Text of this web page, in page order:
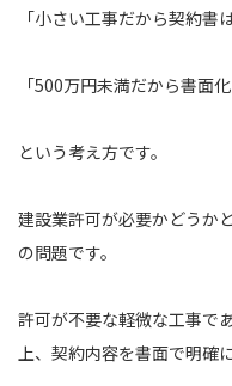
「小さい工事だから契約書
「500万円未満だから書面
という考え方です。
建設業許可が必要かどうか
の問題です。
許可が不要な軽微な工事で
上、契約内容を書面で明確